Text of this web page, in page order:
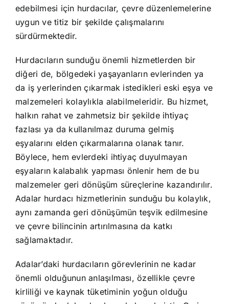
edebilmesi için hurdacılar, çevre düzenlemelerine
uygun ve titiz bir şekilde çalışmalarını
sürdürmektedir.
Hurdacıların sunduğu önemli hizmetlerden bir
diğeri de, bölgedeki yaşayanların evlerinden ya
da iş yerlerinden çıkarmak istedikleri eski eşya ve
malzemeleri kolaylıkla alabilmeleridir. Bu hizmet,
halkın rahat ve zahmetsiz bir şekilde ihtiyaç
fazlası ya da kullanılmaz duruma gelmiş
eşyalarını elden çıkarmalarına olanak tanır.
Böylece, hem evlerdeki ihtiyaç duyulmayan
eşyaların kalabalık yapması önlenir hem de bu
malzemeler geri dönüşüm süreçlerine kazandırılır.
Adalar hurdacı hizmetlerinin sunduğu bu kolaylık,
aynı zamanda geri dönüşümün teşvik edilmesine
ve çevre bilincinin artırılmasına da katkı
sağlamaktadır.
Adalar’daki hurdacıların görevlerinin ne kadar
önemli olduğunun anlaşılması, özellikle çevre
kirliliği ve kaynak tüketiminin yoğun olduğu